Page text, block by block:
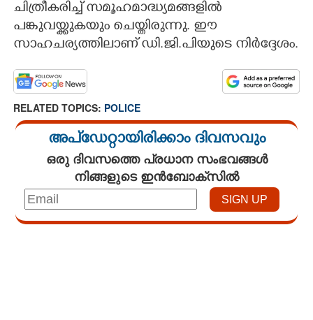
CONTACT US
ചിത്രീകരിച്ച് സമൂഹമാദ്ധ്യമങ്ങളിൽ
പങ്കുവയ്ക്കുകയും ചെയ്തിരുന്നു. ഈ
സാഹചര്യത്തിലാണ് ഡി.ജി.പിയുടെ നിർദ്ദേശം.
RELATED TOPICS: POLICE
അപ്ഡേറ്റായിരിക്കാം ദിവസവും
ഒരു ദിവസത്തെ പ്രധാന സംഭവങ്ങൾ
നിങ്ങളുടെ ഇൻബോക്സിൽ